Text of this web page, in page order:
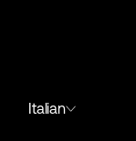
Italian